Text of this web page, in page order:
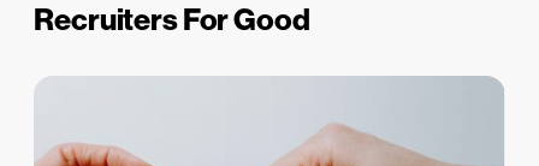
Recruiters For Good